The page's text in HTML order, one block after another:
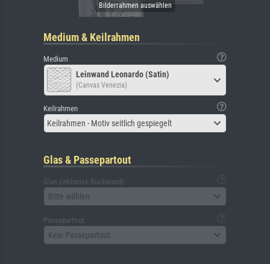
Medium & Keilrahmen
Medium
Leinwand Leonardo (Satin)
(Canvas Venezia)
Keilrahmen
Keilrahmen - Motiv seitlich gespiegelt
Glas & Passepartout
Glas (inklusive Rückwand)
Bitte wählen
Passepartout
Kein Passepartout